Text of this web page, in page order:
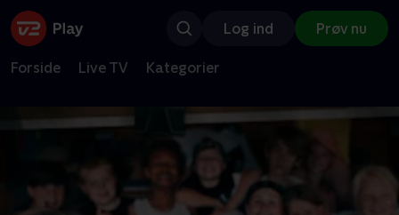
Log ind Prøv nu
Forside Live TV Kategorier